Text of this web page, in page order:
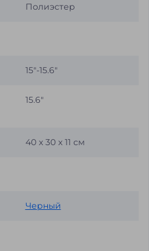
Полиэстер
15"-15.6"
15.6"
40 x 30 x 11 см
Черный